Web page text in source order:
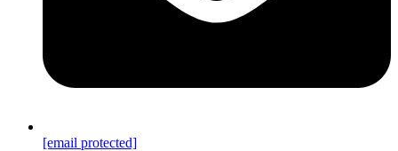
[email protected]